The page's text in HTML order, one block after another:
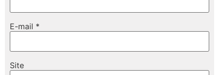
E-mail *
Site